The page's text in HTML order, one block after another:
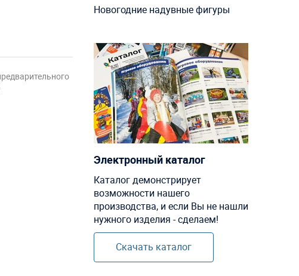
Новогодние надувные фигуры
Электронный каталог
Каталог демонстрирует
возможности нашего
производства, и если Вы не нашли
нужного изделия - сделаем!
Скачать каталог